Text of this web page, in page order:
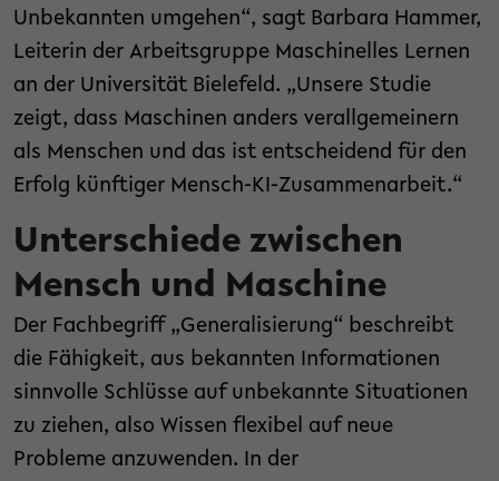
Unbekannten umgehen“, sagt Barbara Hammer,
Leiterin der Arbeitsgruppe Maschinelles Lernen
an der Universität Bielefeld. „Unsere Studie
zeigt, dass Maschinen anders verallgemeinern
als Menschen und das ist entscheidend für den
Erfolg künftiger Mensch-KI-Zusammenarbeit.“
Unterschiede zwischen
Mensch und Maschine
Der Fachbegriff „Generalisierung“ beschreibt
die Fähigkeit, aus bekannten Informationen
sinnvolle Schlüsse auf unbekannte Situationen
zu ziehen, also Wissen flexibel auf neue
Probleme anzuwenden. In der